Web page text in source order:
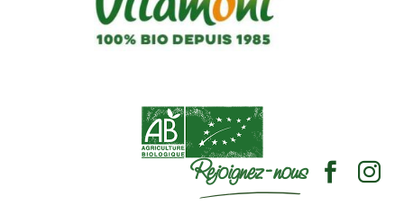
Rejoignez-nous